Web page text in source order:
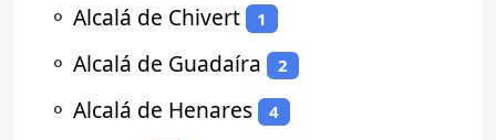
⚬ Alcalá de Chivert 1
⚬ Alcalá de Guadaíra 2
⚬ Alcalá de Henares 4